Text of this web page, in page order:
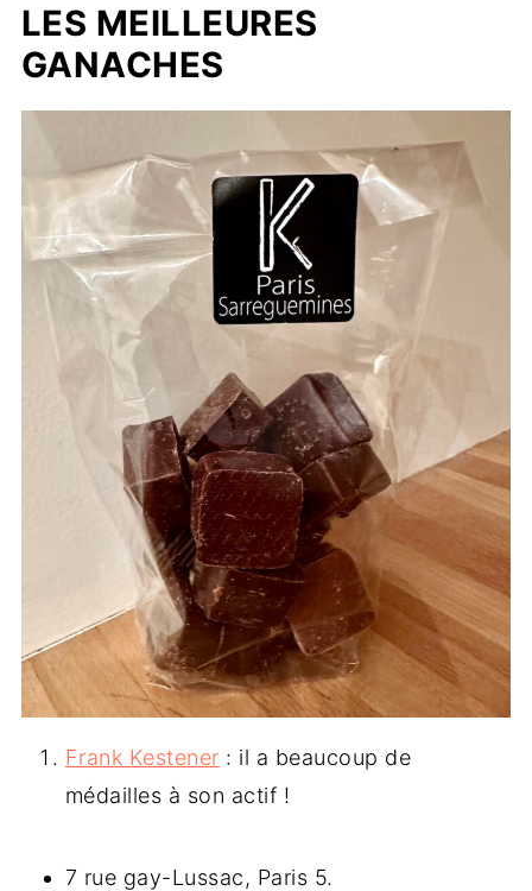
LES MEILLEURES
GANACHES
Frank Kestener : il a beaucoup de
médailles à son actif !
7 rue gay-Lussac, Paris 5.